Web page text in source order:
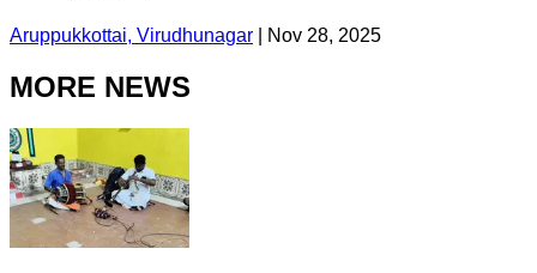
Aruppukkottai, Virudhunagar Nov 28, 2025
MORE NEWS